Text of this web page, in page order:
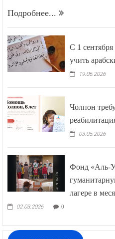
Подробнее...
С 1
учить
19.06.2026
Чолпон
03.05.2026
Фонд «Аль-
лагере в
02.03.2026 0